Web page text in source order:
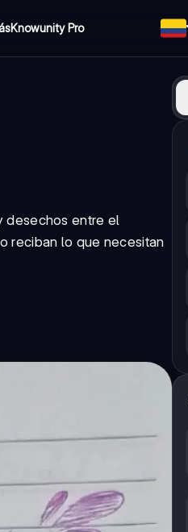
Knowunity Pro
desechos entre el
reciban lo que necesitan